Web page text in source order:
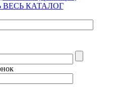
КАТАЛОГ